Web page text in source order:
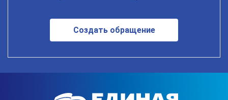
Создать обращение